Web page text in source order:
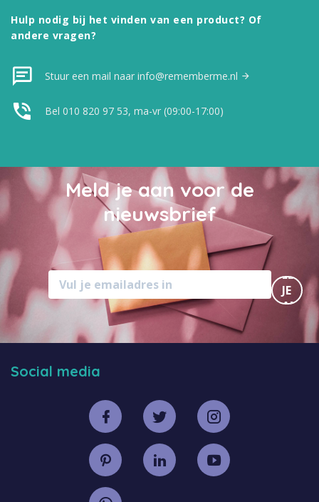
Hulp nodig bij het vinden van een product? Of
andere vragen?
Stuur een mail naar info@rememberme.nl
Bel 010 820 97 53, ma-vr (09:00-17:00)
Meld je aan voor de
nieuwsbrief
MELD
JE
AAN
Social media